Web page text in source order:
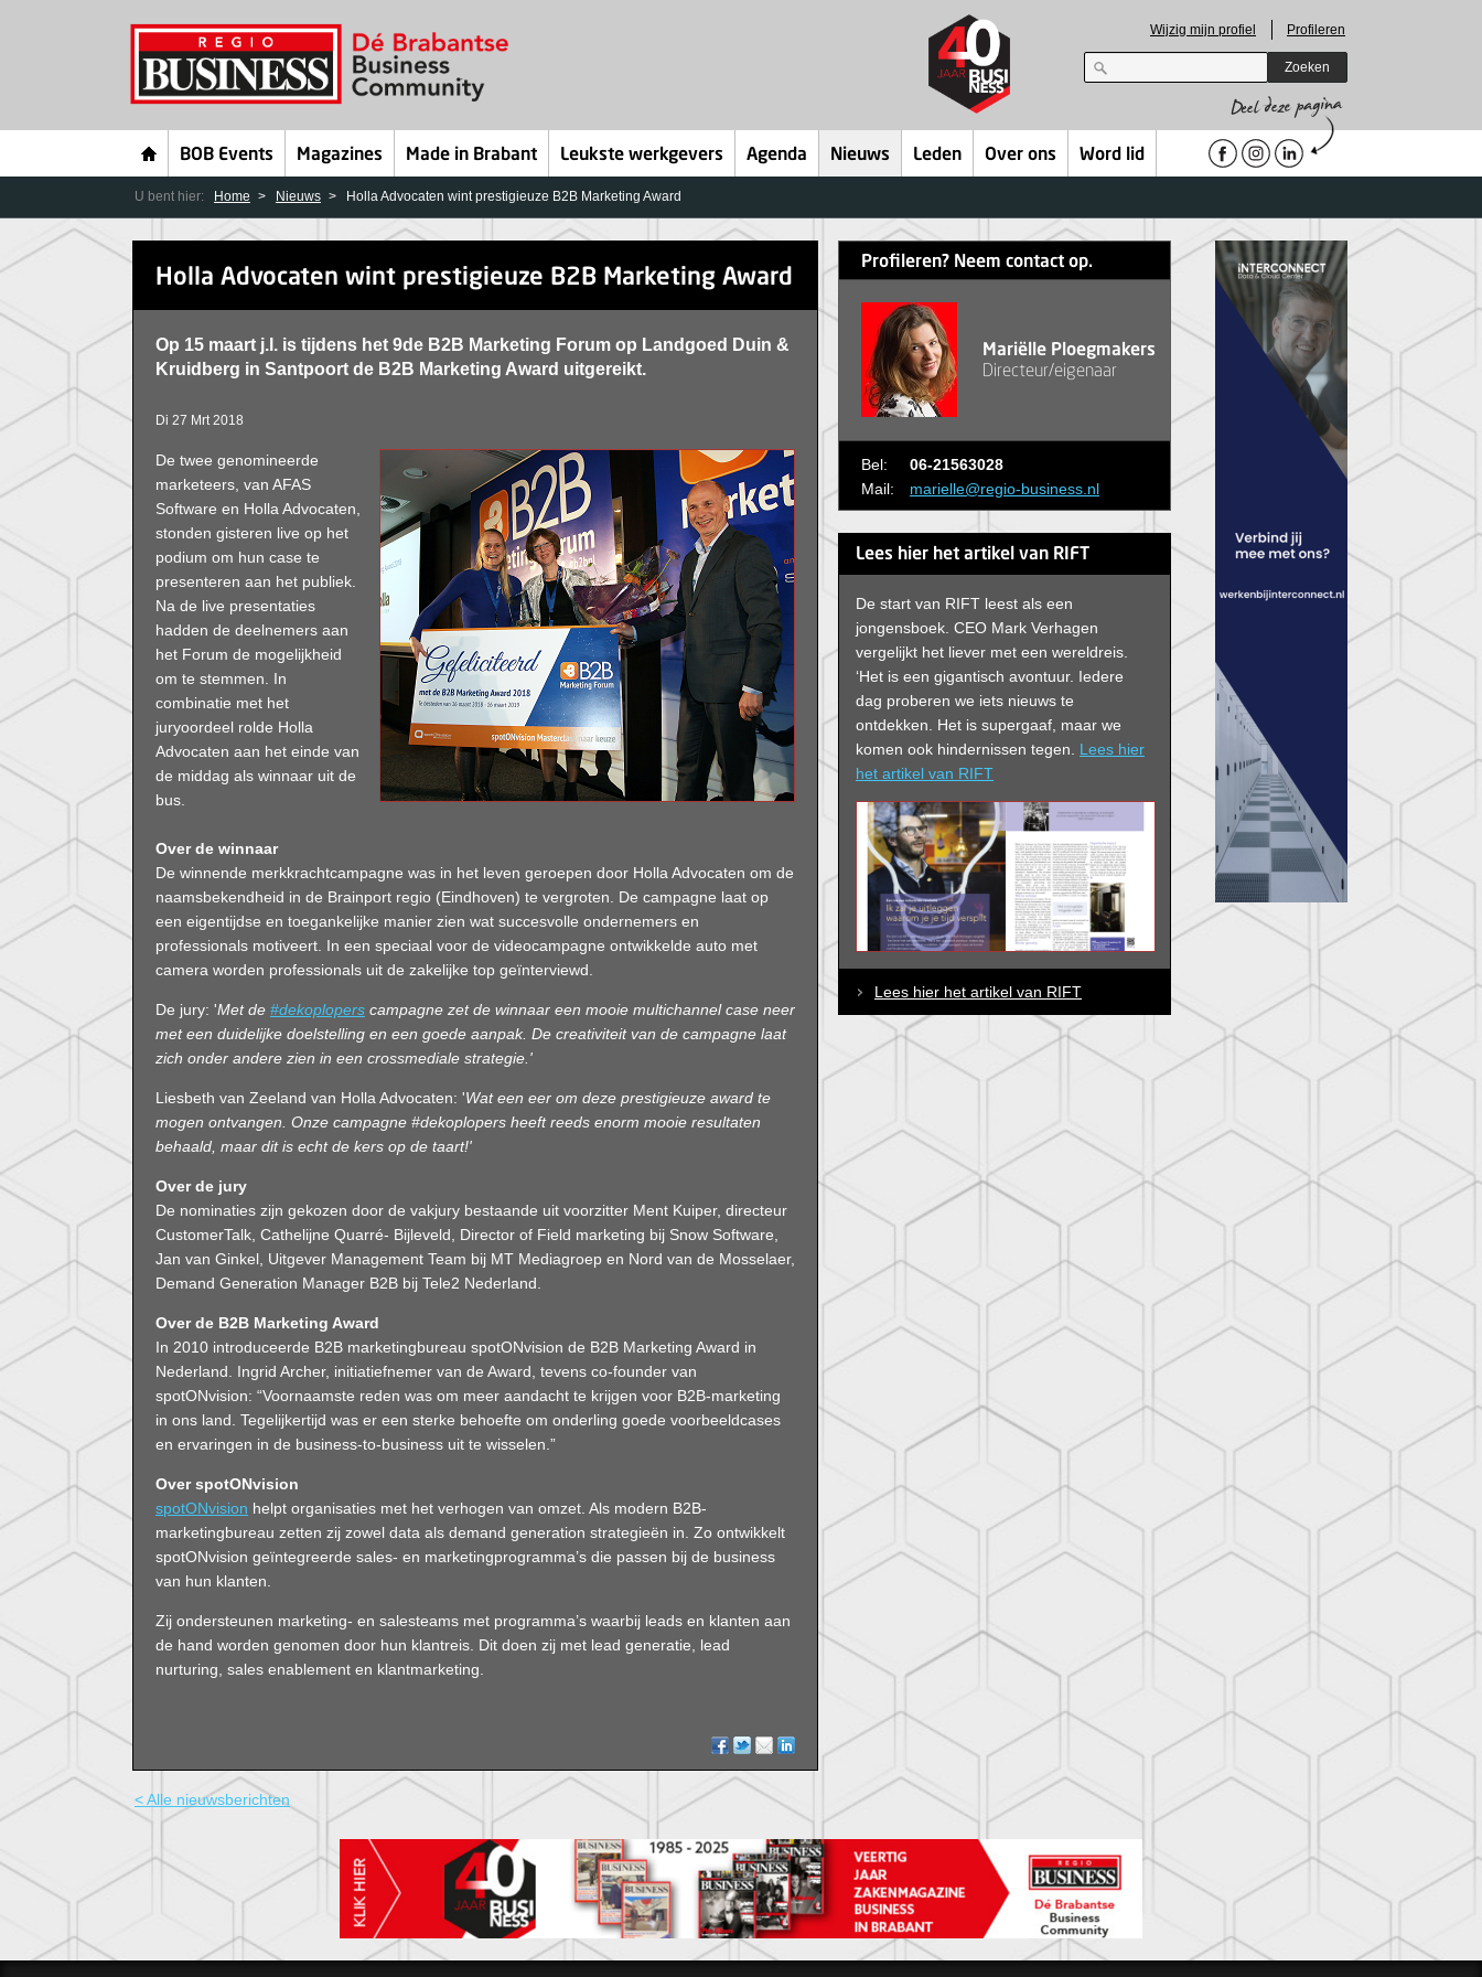
Wijzig mijn profiel Profileren
Zoeken
BOB Events Magazines Made in Brabant Leukste werkgevers Agenda Nieuws Leden Over ons Word lid
U bent hier: Home Nieuws Holla Advocaten wint prestigieuze B2B Marketing Award
Holla Advocaten wint prestigieuze B2B Marketing Award
Op 15 maart j.l. is tijdens het 9de B2B Marketing Forum op Landgoed Duin &
Kruidberg in Santpoort de B2B Marketing Award uitgereikt.
Di 27 Mrt 2018
De twee genomineerde
marketeers, van AFAS
Software en Holla Advocaten,
stonden gisteren live op het
podium om hun case te
presenteren aan het publiek.
Na de live presentaties
hadden de deelnemers aan
het Forum de mogelijkheid
om te stemmen. In
combinatie met het
juryoordeel rolde Holla
Advocaten aan het einde van
de middag als winnaar uit de
bus.
Over de winnaar
De winnende merkkrachtcampagne was in het leven geroepen door Holla Advocaten om de
naamsbekendheid in de Brainport regio (Eindhoven) te vergroten. De campagne laat op
een eigentijdse en toegankelijke manier zien wat succesvolle ondernemers en
professionals motiveert. In een speciaal voor de videocampagne ontwikkelde auto met
camera worden professionals uit de zakelijke top geïnterviewd.
De jury: 'Met de #dekoplopers campagne zet de winnaar een mooie multichannel case neer
met een duidelijke doelstelling en een goede aanpak. De creativiteit van de campagne laat
zich onder andere zien in een crossmediale strategie.'
Liesbeth van Zeeland van Holla Advocaten: 'Wat een eer om deze prestigieuze award te
mogen ontvangen. Onze campagne #dekoplopers heeft reeds enorm mooie resultaten
behaald, maar dit is echt de kers op de taart!'
Over de jury
De nominaties zijn gekozen door de vakjury bestaande uit voorzitter Ment Kuiper, directeur
CustomerTalk, Cathelijne Quarré- Bijleveld, Director of Field marketing bij Snow Software,
Jan van Ginkel, Uitgever Management Team bij MT Mediagroep en Nord van de Mosselaer,
Demand Generation Manager B2B bij Tele2 Nederland.
Over de B2B Marketing Award
In 2010 introduceerde B2B marketingbureau spotONvision de B2B Marketing Award in
Nederland. Ingrid Archer, initiatiefnemer van de Award, tevens co-founder van
spotONvision: “Voornaamste reden was om meer aandacht te krijgen voor B2B-marketing
in ons land. Tegelijkertijd was er een sterke behoefte om onderling goede voorbeeldcases
en ervaringen in de business-to-business uit te wisselen.”
Over spotONvision
spotONvision helpt organisaties met het verhogen van omzet. Als modern B2B-
marketingbureau zetten zij zowel data als demand generation strategieën in. Zo ontwikkelt
spotONvision geïntegreerde sales- en marketingprogramma’s die passen bij de business
van hun klanten.
Zij ondersteunen marketing- en salesteams met programma’s waarbij leads en klanten aan
de hand worden genomen door hun klantreis. Dit doen zij met lead generatie, lead
nurturing, sales enablement en klantmarketing.
< Alle nieuwsberichten
Profileren? Neem contact op.
Mariëlle Ploegmakers
Directeur/eigenaar
Bel:
06-21563028
Mail:
marielle@regio-business.nl
Lees hier het artikel van RIFT
De start van RIFT leest als een
jongensboek. CEO Mark Verhagen
vergelijkt het liever met een wereldreis.
‘Het is een gigantisch avontuur. Iedere
dag proberen we iets nieuws te
ontdekken. Het is supergaaf, maar we
komen ook hindernissen tegen. Lees hier
het artikel van RIFT
Lees hier het artikel van RIFT